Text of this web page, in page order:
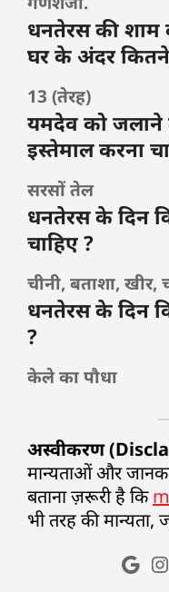
धनतेरस की शाम
घर के अंदर कितने
13 (तेरह)
यमदेव को
इस्तेमाल करना
सरसों तेल
धनतेरस के दिन
चाहिए ?
चीनी, बताशा,
धनतेरस के दिन
?
केले का पौधा
अस्वीकरण
मान्यताओं और
बताना ज़रूरी है कि
भी तरह की मान्यता,